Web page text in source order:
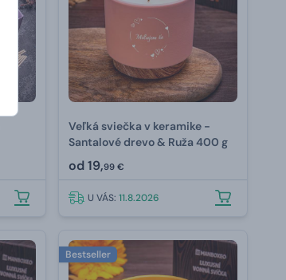
Veľká sviečka v keramike -
Santalové drevo & Ruža 400 g
od19,99 €
U VÁS:11.8.2026
Bestseller